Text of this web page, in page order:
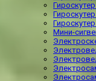
Мини-